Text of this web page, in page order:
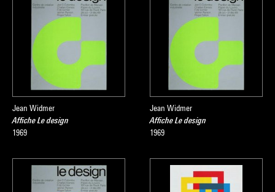
Jean Widmer
Affiche Le design
1969
Jean Widmer
Affiche Le design
1969